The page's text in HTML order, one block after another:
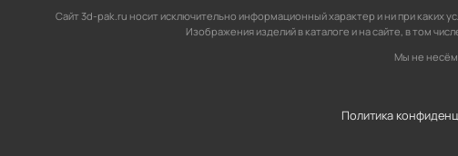
Сайт 3d-pak.ru носит исключительно информационный характер и ни при каких
Изображения изделий в каталоге и на сайте, в том
Мы не несём
Политика